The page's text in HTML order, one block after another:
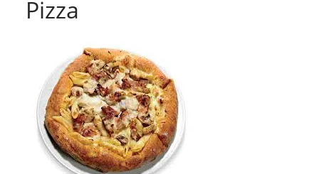
Pizza